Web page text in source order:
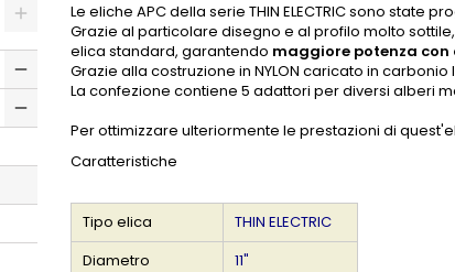
Le eliche APC della serie THIN ELECTRIC sono state
Grazie al particolare disegno e al profilo molto
elica standard, garantendo maggiore potenza
Grazie alla costruzione in NYLON caricato in
La confezione contiene 5 adattori per diversi alberi
Per ottimizzare ulteriormente le prestazioni di
Caratteristiche
Tipo elica
THIN ELECTRIC
Diametro
11"